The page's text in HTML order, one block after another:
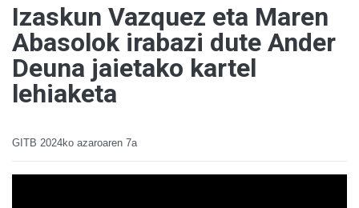
Izaskun Vazquez eta Maren
Abasolok irabazi dute Ander
Deuna jaietako kartel
lehiaketa
GITB 2024ko azaroaren 7a